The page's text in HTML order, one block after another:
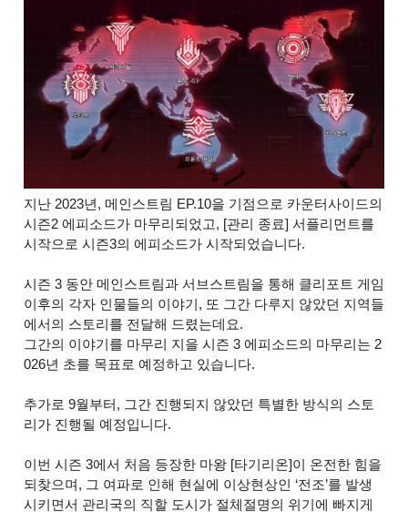
지난 2023년, 메인스트림 EP.10을 기점으로 카운터사이드의
시즌2 에피소드가 마무리되었고, [관리 종료] 서플리먼트를
시작으로 시즌3의 에피소드가 시작되었습니다.
시즌 3 동안 메인스트림과 서브스트림을 통해 클리포트 게임
이후의 각자 인물들의 이야기, 또 그간 다루지 않았던 지역들
에서의 스토리를 전달해 드렸는데요.
그간의 이야기를 마무리 지을 시즌 3 에피소드의 마무리는 2
026년 초를 목표로 예정하고 있습니다.
추가로 9월부터, 그간 진행되지 않았던 특별한 방식의 스토
리가 진행될 예정입니다.
이번 시즌 3에서 처음 등장한 마왕 [타기리온]이 온전한 힘을
되찾으며, 그 여파로 인해 현실에 이상현상인 ‘전조’를 발생
시키면서 관리국의 직할 도시가 절체절명의 위기에 빠지게